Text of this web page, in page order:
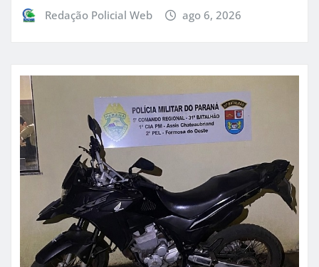
Redação Policial Web ago 6, 2026